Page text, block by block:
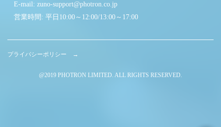
E-mail: zuno-support@photron.co.jp
営業時間: 平日10:00～12:00/13:00～17:00
プライバシーポリシー →
@2019 PHOTRON LIMITED. ALL RIGHTS RESERVED.